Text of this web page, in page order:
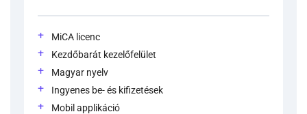
MiCA licenc
Kezdőbarát kezelőfelület
Magyar nyelv
Ingyenes be- és kifizetések
Mobil applikáció